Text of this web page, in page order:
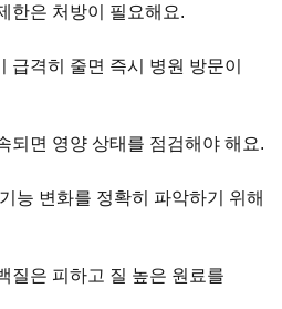
한은 처방이 필요해요.
급격히 줄면 즉시 병원 방문이
되면 영양 상태를 점검해야 해요.
능 변화를 정확히 파악하기 위해
질은 피하고 질 높은 원료를